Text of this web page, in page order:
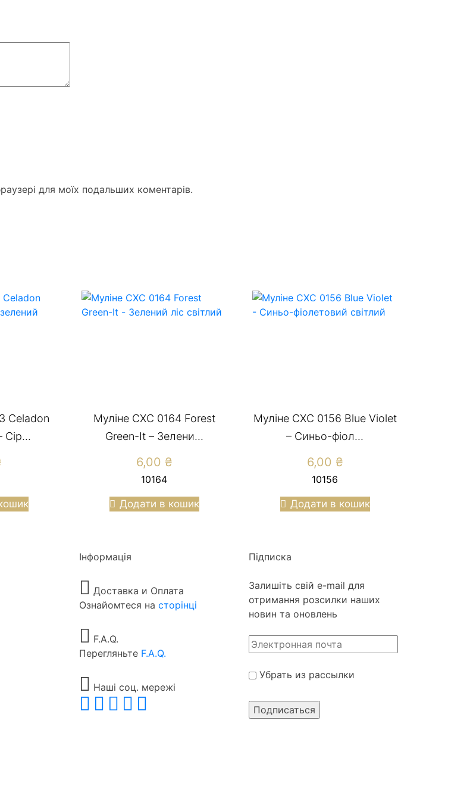
для моїх подальших коментарів.
Celadon
Сір...
Муліне СХС 0164 Forest
Green-It – Зелени...
6,00 ₴
10164
Додати в кошик
Муліне СХС 0156 Blue Violet
– Cиньо-фіол...
6,00 ₴
10156
Додати в кошик
Інформація
Доставка и Оплата
Ознайомтеся на сторінці
F.A.Q.
Перегляньте F.A.Q.
Наші соц. мережі
Підписка
Залишіть свій e-mail для
отримання розсилки наших
новин та оновлень
Убрать из рассылки